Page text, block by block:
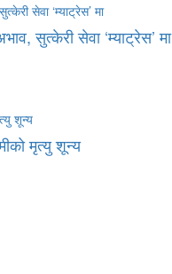
सुत्केरी सेवा ‘म्याट्रेस’ मा
मृत्यु शून्य